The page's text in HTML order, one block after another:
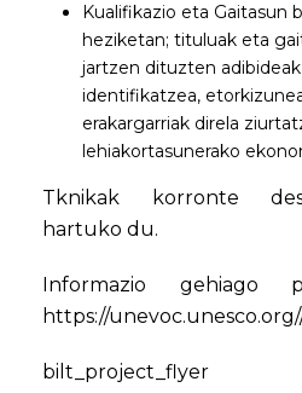
Kualifikazio eta Gaitasun
heziketan; tituluak eta
jartzen dituzten
identifikatzea,
erakargarriak direla
lehiakortasunerako
Tknikak korronte
hartuko du.
Informazio gehiago
https://
bilt_project_flyer